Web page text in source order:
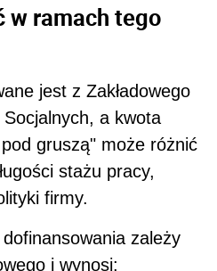
w ramach tego
jest z Zakładowego
a kwota
gruszą" może różnić
stażu pracy,
firmy.
zależy
i wynosi: